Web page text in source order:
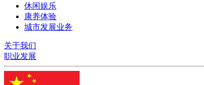
休闲娱乐
康养体验
城市发展业务
关于我们
职业发展